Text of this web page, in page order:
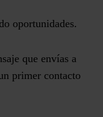
oportunidades.
que envías a
primer contacto